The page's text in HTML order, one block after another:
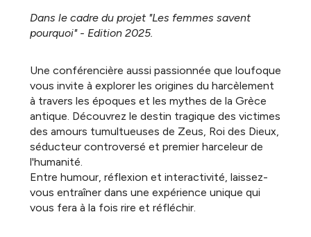
Dans le cadre du projet "Les femmes savent
pourquoi" - Edition 2025.
Une conférencière aussi passionnée que loufoque
vous invite à explorer les origines du harcèlement
à travers les époques et les mythes de la Grèce
antique. Découvrez le destin tragique des victimes
des amours tumultueuses de Zeus, Roi des Dieux,
séducteur controversé et premier harceleur de
l'humanité.
Entre humour, réflexion et interactivité, laissez-
vous entraîner dans une expérience unique qui
vous fera à la fois rire et réfléchir.